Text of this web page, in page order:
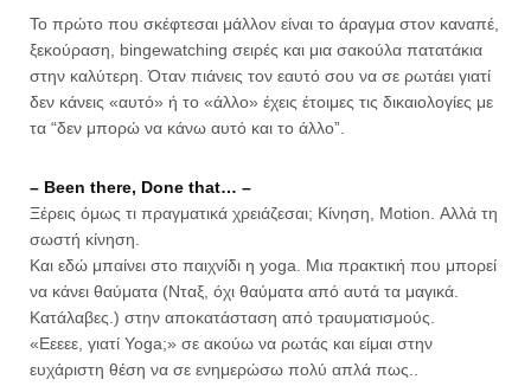
Το πρώτο που σκέφτεσαι μάλλον είναι το άραγμα στον καναπέ,
ξεκούραση, bingewatching σειρές και μια σακούλα πατατάκια
στην καλύτερη. Όταν πιάνεις τον εαυτό σου να σε ρωτάει γιατί
δεν κάνεις «αυτό» ή το «άλλο» έχεις έτοιμες τις δικαιολογίες με
τα “δεν μπορώ να κάνω αυτό και το άλλο”.
– Been there, Done that… –
Ξέρεις όμως τι πραγματικά χρειάζεσαι; Κίνηση, Motion. Αλλά τη
σωστή κίνηση.
Και εδώ μπαίνει στο παιχνίδι η yoga. Μια πρακτική που μπορεί
να κάνει θαύματα (Νταξ, όχι θαύματα από αυτά τα μαγικά.
Κατάλαβες.) στην αποκατάσταση από τραυματισμούς.
«Εεεεε, γιατί Yoga;» σε ακούω να ρωτάς και είμαι στην
ευχάριστη θέση να σε ενημερώσω πολύ απλά πως..